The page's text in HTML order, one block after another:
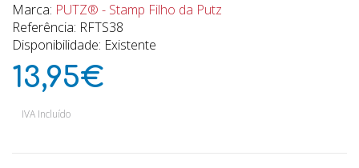
Marca: PUTZ® - Stamp Filho da Putz
Referência: RFTS38
Disponibilidade: Existente
13,95€
IVA Incluído